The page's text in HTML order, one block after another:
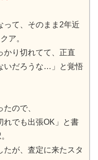
って、そのまま2年近
ア。
かり切れてて、正直
いだろうな…」と覚悟
ので、
れでも出張OK」と書
たが、査定に来たスタ